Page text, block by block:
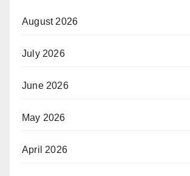
August 2026
July 2026
June 2026
May 2026
April 2026